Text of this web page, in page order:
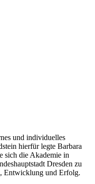
und individuelles
hierfür legte Barbara
sich die Akademie in
Dresden zu
Entwicklung und Erfolg.